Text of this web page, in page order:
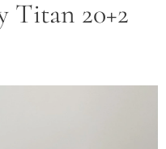
Titan 20+2